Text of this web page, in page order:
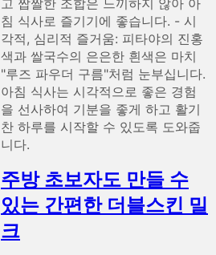
침 식사로 즐기기에 좋습니다. - 시
각적, 심리적 즐거움: 피타야의 진홍
색과 쌀국수의 은은한 흰색은 마치
"루즈 파우더 구름"처럼 눈부십니다.
아침 식사는 시각적으로 좋은 경험
을 선사하여 기분을 좋게 하고 활기
찬 하루를 시작할 수 있도록 도와줍
니다.
주방 초보자도 만들 수
있는 간편한 더블스킨 밀
크